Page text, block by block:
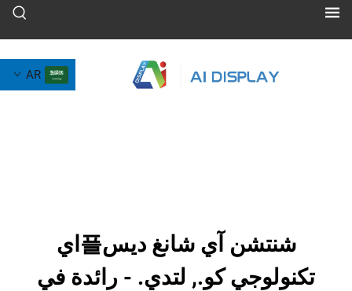
شنتشن آي شانغ ديس플اي
كو., لتدي. - رائدة في